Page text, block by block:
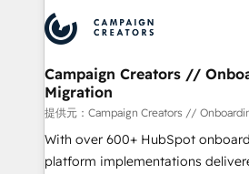
extensive experience working
and manufacturers since 2002,
empowering our clients and
autonomy. Get to grips with
guided implementation and
the CRM platform into your digital
you like support in deploying
Campaign Creators //
Migration
提供元：Campaign Creators //
With over 600+ HubSpot
platform implementations